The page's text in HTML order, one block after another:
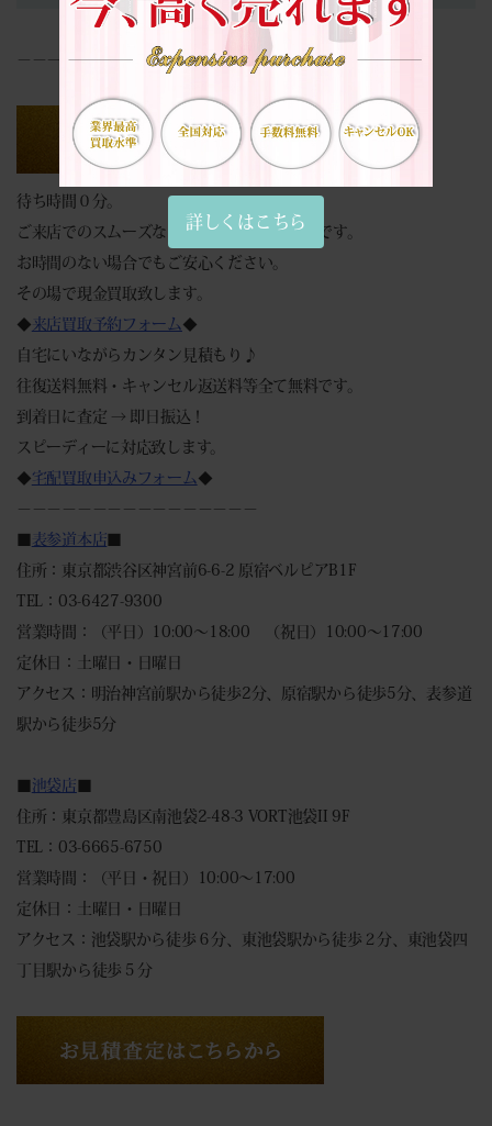
－－－－－－－－－－－－－－－－
待ち時間０分。
ご来店でのスムーズなお買取りは予約が便利です。
お時間のない場合でもご安心ください。
その場で現金買取致します。
◆ 来店買取予約フォーム ◆
自宅にいながらカンタン見積もり♪
往復送料無料・キャンセル返送料等全て無料です。
到着日に査定 → 即日振込！
スピーディーに対応致します。
◆宅配買取申込みフォーム ◆
－－－－－－－－－－－－－－－－
表参道本店
住所：東京都渋谷区神宮前6-6-2 原宿ベルピアB1F
TEL：03-6427-9300
営業時間：（平日）10:00～18:00 （祝日）10:00～17:00
定休日：土曜日・日曜日
アクセス：明治神宮前駅から徒歩2分、原宿駅から徒歩5分、表参道
駅から徒歩5分
池袋店
住所：東京都豊島区南池袋2-48-3 VORT池袋II 9F
TEL：03-6665-6750
営業時間：（平日・祝日）10:00～17:00
定休日：土曜日・日曜日
アクセス：池袋駅から徒歩６分、東池袋駅から徒歩２分、東池袋四
丁目駅から徒歩５分
詳しくはこちら